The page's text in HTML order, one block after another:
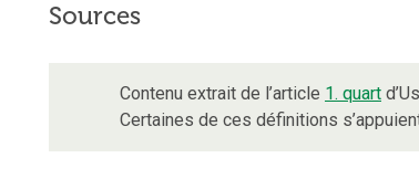
Sources
Contenu extrait de l’article 1. quart
Certaines de ces définitions